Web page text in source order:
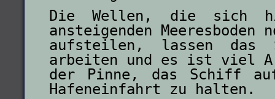
Die Wellen, die sich
ansteigenden Meeresboden
aufsteilen, lassen das
arbeiten und es ist viel
der Pinne, das Schiff
Hafeneinfahrt zu halten.